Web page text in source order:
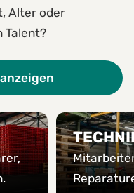
Alter oder
Talent?